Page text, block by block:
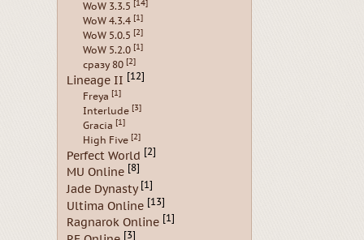
WoW 3.3.5 [14]
WoW 4.3.4 [1]
WoW 5.0.5 [2]
WoW 5.2.0 [1]
сразу 80 [2]
Lineage II [12]
Freya [1]
Interlude [3]
Gracia [1]
High Five [2]
Perfect World [2]
MU Online [8]
Jade Dynasty [1]
Ultima Online [13]
Ragnarok Online [1]
[3]